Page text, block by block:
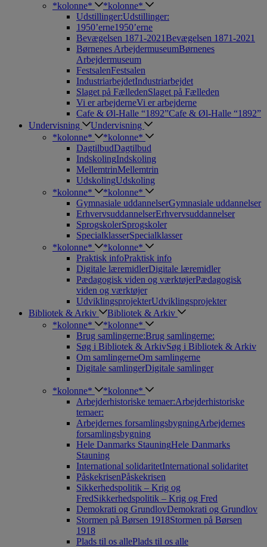
*kolonne*
*kolonne*
Udstillinger:Udstillinger:
1950’erne1950’erne
Bevægelsen 1871-2021Bevægelsen 1871-2021
Børnenes ArbejdermuseumBørnenes
Arbejdermuseum
FestsalenFestsalen
IndustriarbejdetIndustriarbejdet
Slaget på FælledenSlaget på Fælleden
Vi er arbejderneVi er arbejderne
Cafe & Øl-Halle “1892”Cafe & Øl-Halle “1892”
Undervisning
Undervisning
*kolonne*
*kolonne*
DagtilbudDagtilbud
IndskolingIndskoling
MellemtrinMellemtrin
UdskolingUdskoling
*kolonne*
*kolonne*
Gymnasiale uddannelserGymnasiale uddannelser
ErhvervsuddannelserErhvervsuddannelser
SprogskolerSprogskoler
SpecialklasserSpecialklasser
*kolonne*
*kolonne*
Praktisk infoPraktisk info
Digitale læremidlerDigitale læremidler
Pædagogisk viden og værktøjerPædagogisk
viden og værktøjer
UdviklingsprojekterUdviklingsprojekter
Bibliotek & Arkiv
Bibliotek & Arkiv
*kolonne*
*kolonne*
Brug samlingerne:Brug samlingerne:
Søg i Bibliotek & ArkivSøg i Bibliotek & Arkiv
Om samlingerneOm samlingerne
Digitale samlingerDigitale samlinger
*kolonne*
*kolonne*
Arbejderhistoriske temaer:Arbejderhistoriske
temaer:
Arbejdernes forsamlingsbygningArbejdernes
forsamlingsbygning
Hele Danmarks StauningHele Danmarks
Stauning
International solidaritetInternational solidaritet
PåskekrisenPåskekrisen
Sikkerhedspolitik – Krig og
FredSikkerhedspolitik – Krig og Fred
Demokrati og GrundlovDemokrati og Grundlov
Stormen på Børsen 1918Stormen på Børsen
1918
Plads til os allePlads til os alle